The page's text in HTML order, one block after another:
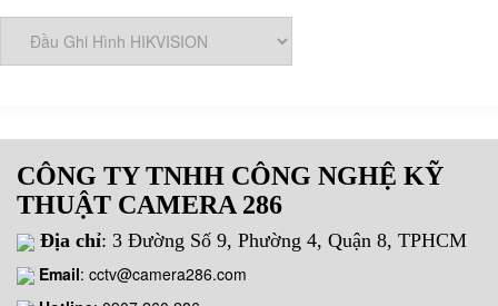
CÔNG TY TNHH CÔNG NGHỆ KỸ
THUẬT CAMERA 286
Địa chỉ: 3 Đường Số 9, Phường 4, Quận 8, TPHCM
Email: cctv@camera286.com